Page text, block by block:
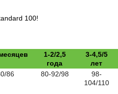
100!
1-2/2,5
года
3-4,5/5
лет
86 80-92/98
98-
104/110